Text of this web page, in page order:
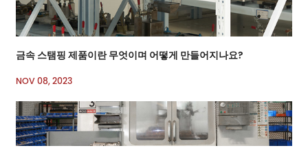
금속 스탬핑 제품이란 무엇이며 어떻게 만들어지나요?
NOV 08, 2023